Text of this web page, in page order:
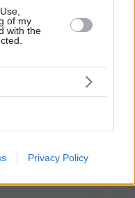
of my
with the
Privacy Policy
444